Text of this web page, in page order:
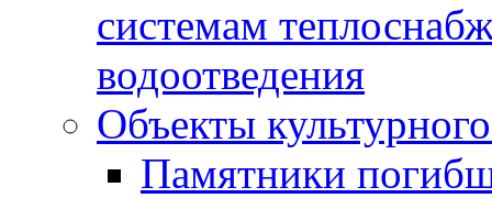
системам
водоотведения
Объекты
Памятники